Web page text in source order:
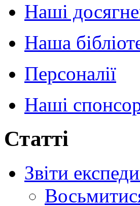
Наші
Наша
Персоналії
Наші
Статті
Звіти